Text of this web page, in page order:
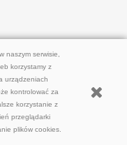
naszym serwisie,
korzystamy z
urządzeniach
kontrolować za
korzystanie z
przeglądarki
plików cookies.